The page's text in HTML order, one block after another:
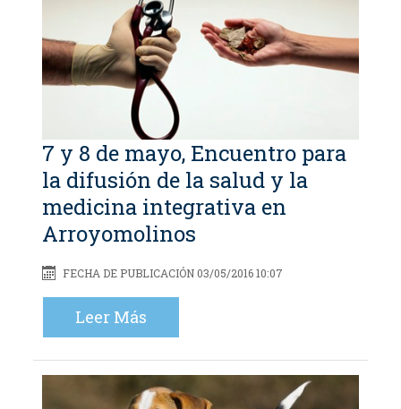
7 y 8 de mayo, Encuentro para
la difusión de la salud y la
medicina integrativa en
Arroyomolinos
FECHA DE PUBLICACIÓN 03/05/2016 10:07
Leer Más